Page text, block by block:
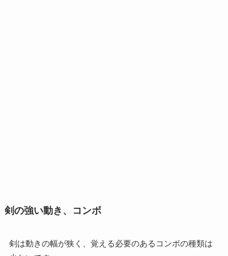
剣の強い動き、コンボ
剣は動きの幅が狭く、覚える必要のあるコンボの種類は